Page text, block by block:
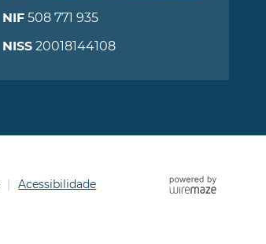
NIF508 771 935
NISS20018144108
Acessibilidade